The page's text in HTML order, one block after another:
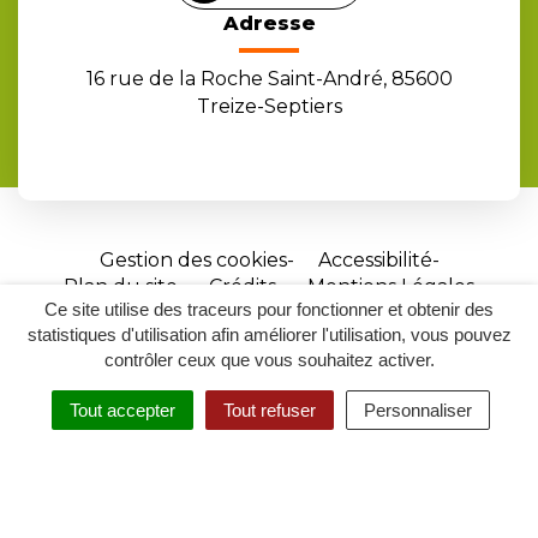
Ce site utilise des traceurs pour fonctionner et obtenir des
statistiques d'utilisation afin améliorer l'utilisation, vous pouvez
contrôler ceux que vous souhaitez activer.
Tout accepter Tout refuser Personnaliser
RECHERCHER
ACCESSIBILITÉ
Adresse
16 rue de la Roche Saint-André, 85600
Treize-Septiers
Gestion des cookies
Accessibilité
Plan du site
Crédits
Mentions Légales
Site
réalisé
par
Inovagora